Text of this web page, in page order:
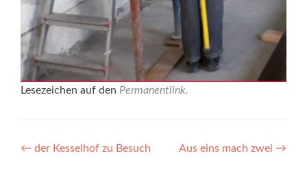
Lesezeichen auf den Permanentlink.
Beitragsnavigation
← der Kesselhof zu Besuch Aus eins mach zwei →